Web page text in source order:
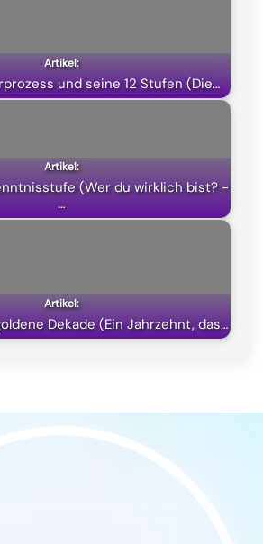
und seine 12 Stufen (Die…
(Wer du wirklich bist? -
…
Dekade (Ein Jahrzehnt, das…